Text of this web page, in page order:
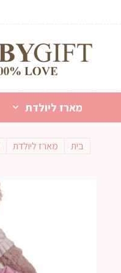
מארז ליולדת
בית מארז ליולדת